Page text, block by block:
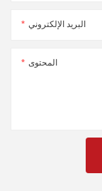
البريد الإلكتروني
المحتوى